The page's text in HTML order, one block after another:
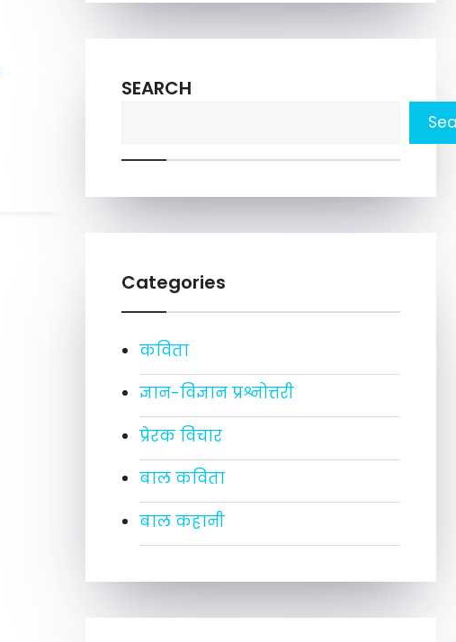
SEARCH
Categories
कविता
ज्ञान-विज्ञान प्रश्नोत्तरी
प्रेरक विचार
बाल कविता
बाल कहानी